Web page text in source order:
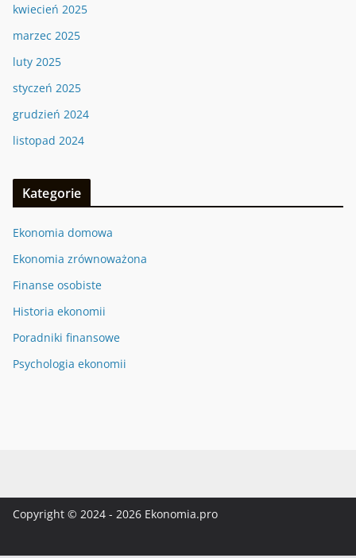
kwiecień 2025
marzec 2025
luty 2025
styczeń 2025
grudzień 2024
listopad 2024
Kategorie
Ekonomia domowa
Ekonomia zrównoważona
Finanse osobiste
Historia ekonomii
Poradniki finansowe
Psychologia ekonomii
Copyright © 2024 - 2026 Ekonomia.pro